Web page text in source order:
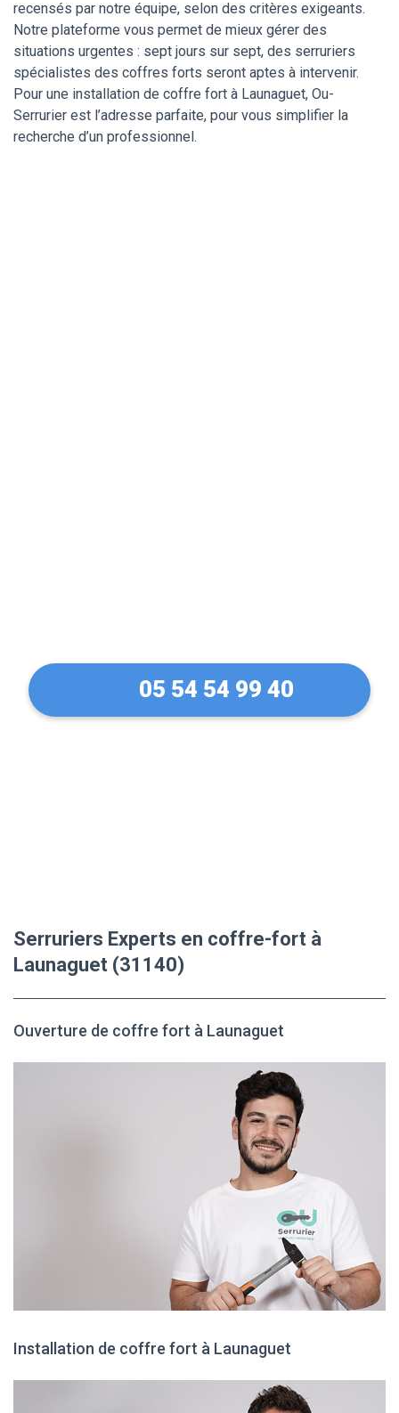
recensés par notre équipe, selon des critères exigeants.
Notre plateforme vous permet de mieux gérer des
situations urgentes : sept jours sur sept, des serruriers
spécialistes des coffres forts seront aptes à intervenir.
Pour une installation de coffre fort à Launaguet, Ou-
Serrurier est l’adresse parfaite, pour vous simplifier la
recherche d’un professionnel.
05 54 54 99 40
Serruriers Experts en coffre-fort à
Launaguet (31140)
Ouverture de coffre fort à Launaguet
Installation de coffre fort à Launaguet